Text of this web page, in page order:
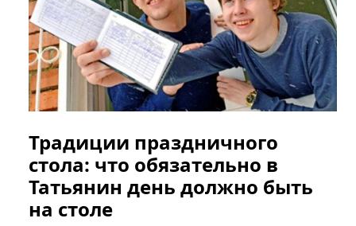
Традиции праздничного
стола: что обязательно в
Татьянин день должно быть
на столе